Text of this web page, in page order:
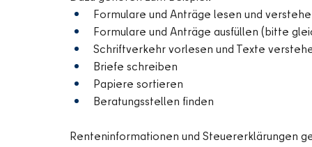
Formulare und Anträge lesen und
Formulare und Anträge ausfüllen (bitte
Schriftverkehr vorlesen und Texte
Briefe schreiben
Papiere sortieren
Beratungsstellen finden
Renteninformationen und Steuererklärungen